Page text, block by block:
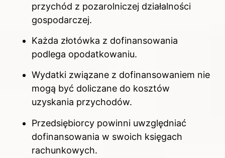
przychód z pozarolniczej działalności
gospodarczej.
Każda złotówka z dofinansowania
podlega opodatkowaniu.
Wydatki związane z dofinansowaniem nie
mogą być doliczane do kosztów
uzyskania przychodów.
Przedsiębiorcy powinni uwzględniać
dofinansowania w swoich księgach
rachunkowych.